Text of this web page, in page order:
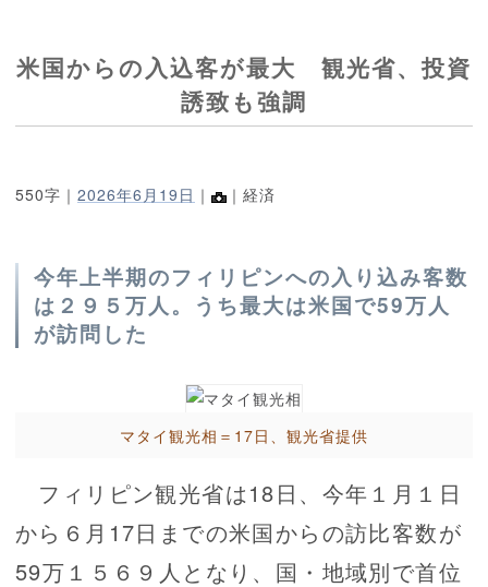
米国からの入込客が最大 観光省、投資
誘致も強調
550字｜ 2026年6月19日 ｜ ｜経済
今年上半期のフィリピンへの入り込み客数
は２９５万人。うち最大は米国で59万人
が訪問した
マタイ観光相＝17日、観光省提供
フィリピン観光省は18日、今年１月１日
から６月17日までの米国からの訪比客数が
59万１５６９人となり、国・地域別で首位